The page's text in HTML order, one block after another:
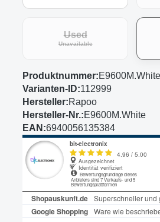
Used
Unavailable(This option is
Produktnummer:E9600M.White
Varianten-ID:112999
Hersteller:Rapoo
Hersteller-Nr.:E9600M.White
EAN:6940056135384